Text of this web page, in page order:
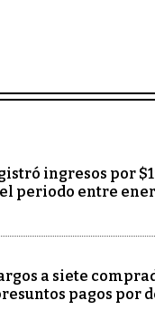
ingresos por
periodo entre
a siete
pagos por